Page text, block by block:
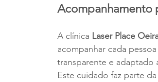
Acompanhamento
A clínica Laser Place
acompanhar cada
transparente e adaptado
Este cuidado faz parte